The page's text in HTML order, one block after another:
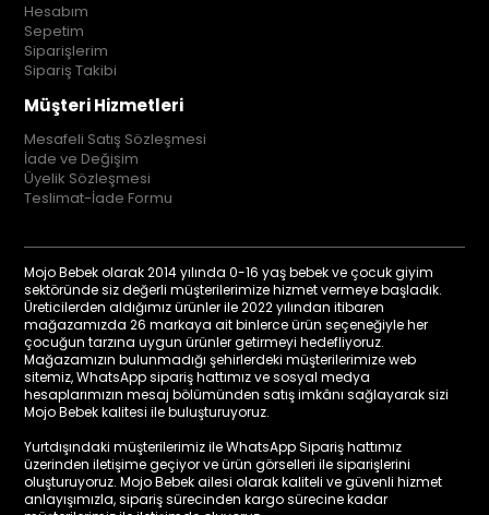
Hesabım
Sepetim
Siparişlerim
Sipariş Takibi
Müşteri Hizmetleri
Mesafeli Satış Sözleşmesi
İade ve Değişim
Üyelik Sözleşmesi
Teslimat-İade Formu
Mojo Bebek olarak 2014 yılında 0-16 yaş bebek ve çocuk giyim
sektöründe siz değerli müşterilerimize hizmet vermeye başladık.
Üreticilerden aldığımız ürünler ile 2022 yılından itibaren
mağazamızda 26 markaya ait binlerce ürün seçeneğiyle her
çocuğun tarzına uygun ürünler getirmeyi hedefliyoruz.
Mağazamızın bulunmadığı şehirlerdeki müşterilerimize web
sitemiz, WhatsApp sipariş hattımız ve sosyal medya
hesaplarımızın mesaj bölümünden satış imkânı sağlayarak sizi
Mojo Bebek kalitesi ile buluşturuyoruz.
Yurtdışındaki müşterilerimiz ile WhatsApp Sipariş hattımız
üzerinden iletişime geçiyor ve ürün görselleri ile siparişlerini
oluşturuyoruz. Mojo Bebek ailesi olarak kaliteli ve güvenli hizmet
anlayışımızla, sipariş sürecinden kargo sürecine kadar